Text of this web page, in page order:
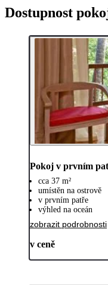
Dostupnost
Pokoj v prvním
cca 37 m²
umístěn na ostrově
v prvním patře
výhled na oceán
zobrazit podrobnosti
v ceně